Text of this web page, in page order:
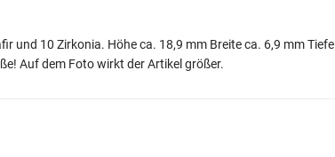
und 10 Zirkonia. Höhe ca. 18,9 mm Breite ca. 6,9 mm Tiefe
Auf dem Foto wirkt der Artikel größer.